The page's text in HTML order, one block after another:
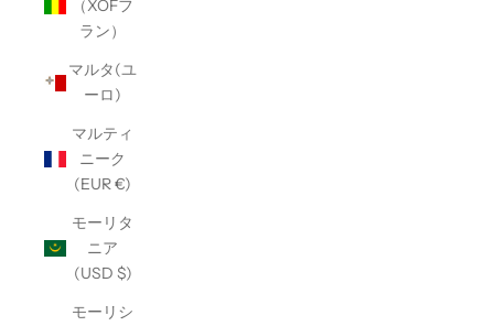
（XOFフ
ラン）
マルタ(ユ
ーロ)
マルティ
ニーク
(EUR €)
モーリタ
ニア
(USD $)
モーリシ